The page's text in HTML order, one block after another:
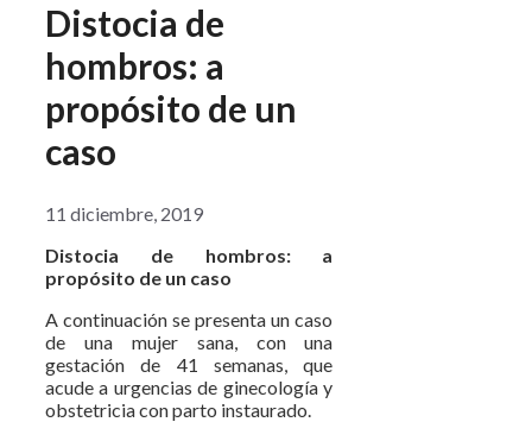
Distocia de
hombros: a
propósito de un
caso
11 diciembre, 2019
Distocia de hombros: a
propósito de un caso
A continuación se presenta un caso
de una mujer sana, con una
gestación de 41 semanas, que
acude a urgencias de ginecología y
obstetricia con parto instaurado.